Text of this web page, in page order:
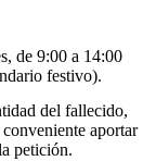
de 9:00 a 14:00
festivo).
del fallecido,
aportar
petición.